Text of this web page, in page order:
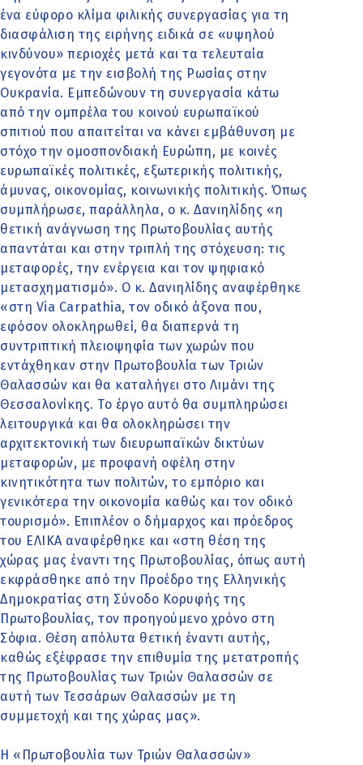
ένα εύφορο κλίμα φιλικής συνεργασίας για τη
διασφάλιση της ειρήνης ειδικά σε «υψηλού
κινδύνου» περιοχές μετά και τα τελευταία
γεγονότα με την εισβολή της Ρωσίας στην
Ουκρανία. Εμπεδώνουν τη συνεργασία κάτω
από την ομπρέλα του κοινού ευρωπαϊκού
σπιτιού που απαιτείται να κάνει εμβάθυνση με
στόχο την ομοσπονδιακή Ευρώπη, με κοινές
ευρωπαϊκές πολιτικές, εξωτερικής πολιτικής,
άμυνας, οικονομίας, κοινωνικής πολιτικής. Όπως
συμπλήρωσε, παράλληλα, ο κ. Δανιηλίδης «η
θετική ανάγνωση της Πρωτοβουλίας αυτής
απαντάται και στην τριπλή της στόχευση: τις
μεταφορές, την ενέργεια και τον ψηφιακό
μετασχηματισμό». Ο κ. Δανιηλίδης αναφέρθηκε
«στη Via Carpathia, τον οδικό άξονα που,
εφόσον ολοκληρωθεί, θα διαπερνά τη
συντριπτική πλειοψηφία των χωρών που
εντάχθηκαν στην Πρωτοβουλία των Τριών
Θαλασσών και θα καταλήγει στο Λιμάνι της
Θεσσαλονίκης. Το έργο αυτό θα συμπληρώσει
λειτουργικά και θα ολοκληρώσει την
αρχιτεκτονική των διευρωπαϊκών δικτύων
μεταφορών, με προφανή οφέλη στην
κινητικότητα των πολιτών, το εμπόριο και
γενικότερα την οικονομία καθώς και τον οδικό
τουρισμό». Επιπλέον ο δήμαρχος και πρόεδρος
του ΕΛΙΚΑ αναφέρθηκε και «στη θέση της
χώρας μας έναντι της Πρωτοβουλίας, όπως αυτή
εκφράσθηκε από την Προέδρο της Ελληνικής
Δημοκρατίας στη Σύνοδο Κορυφής της
Πρωτοβουλίας, τον προηγούμενο χρόνο στη
Σόφια. Θέση απόλυτα θετική έναντι αυτής,
καθώς εξέφρασε την επιθυμία της μετατροπής
της Πρωτοβουλίας των Τριών Θαλασσών σε
αυτή των Τεσσάρων Θαλασσών με τη
συμμετοχή και της χώρας μας».
Η «Πρωτοβουλία των Τριών Θαλασσών»